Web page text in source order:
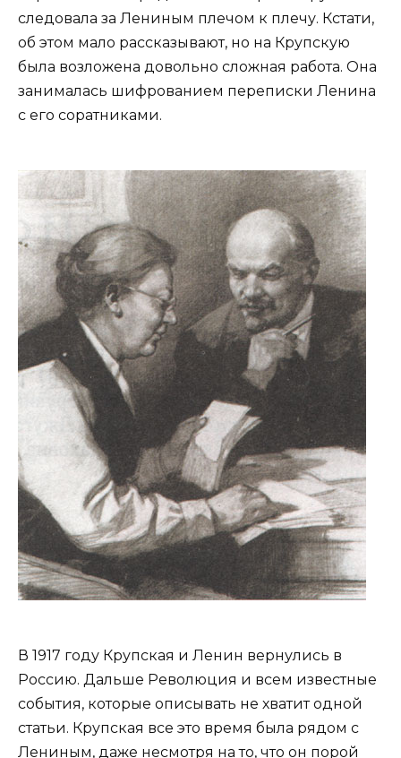
следовала за Лениным плечом к плечу. Кстати,
об этом мало рассказывают, но на Крупскую
была возложена довольно сложная работа. Она
занималась шифрованием переписки Ленина
с его соратниками.
В 1917 году Крупская и Ленин вернулись в
Россию. Дальше Революция и всем известные
события, которые описывать не хватит одной
статьи. Крупская все это время была рядом с
Лениным, даже несмотря на то, что он порой